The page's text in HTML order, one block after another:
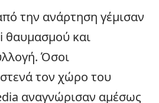
την ανάρτηση γέμισαν
θαυμασμού και
Όσοι
τον χώρο του
αναγνώρισαν αμέσως